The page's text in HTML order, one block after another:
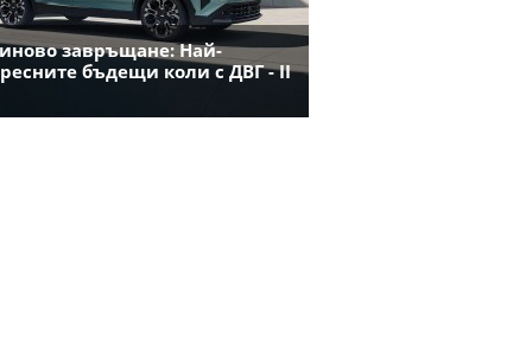
завръщане: Най-
бъдещи коли с ДВГ - II